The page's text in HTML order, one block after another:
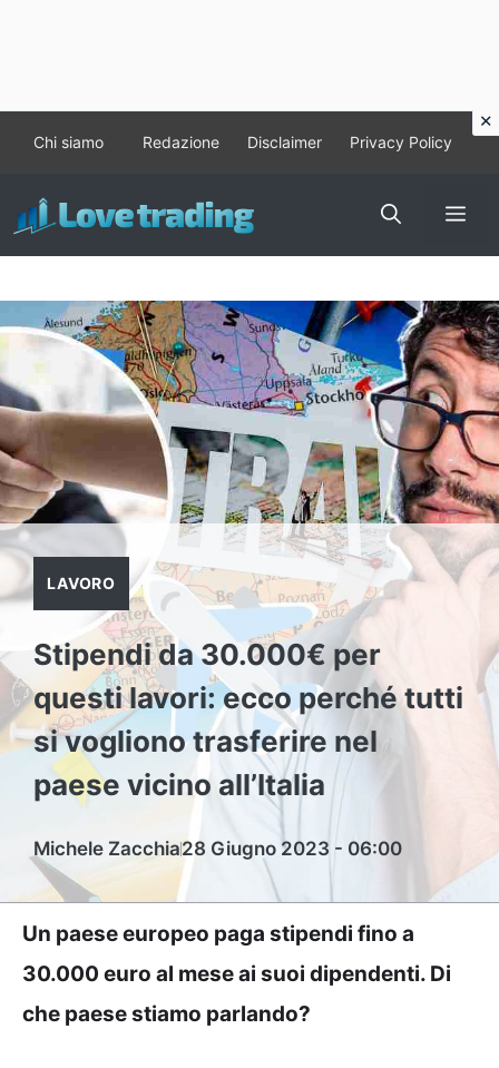
contenuto
Chi siamo Redazione Disclaimer Privacy Policy
LAVORO
Stipendi da 30.000€ per
questi lavori: ecco perché tutti
si vogliono trasferire nel
paese vicino all’Italia
Michele Zacchia28 Giugno 2023 - 06:00
Un paese europeo paga stipendi fino a
30.000 euro al mese ai suoi dipendenti. Di
che paese stiamo parlando?